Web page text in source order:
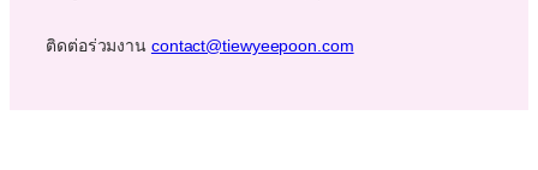
ติดต่อร่วมงาน contact@tiewyeepoon.com